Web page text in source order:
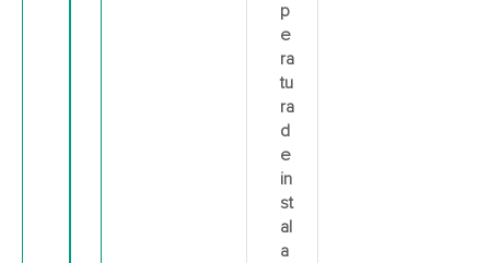
p
e
ra
tu
ra
d
e
in
st
al
a